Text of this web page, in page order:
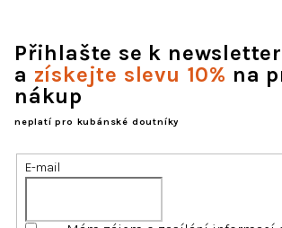
Přihlašte se k
a získejte slevu 10% na
nákup
neplatí pro kubánské doutníky
E-mail